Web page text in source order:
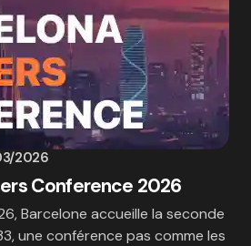
2026
Conference 2026
Barcelone accueille la seconde
une conférence pas comme les